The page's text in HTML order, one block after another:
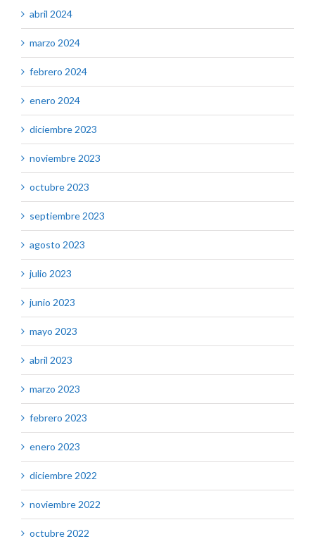
abril 2024
marzo 2024
febrero 2024
enero 2024
diciembre 2023
noviembre 2023
octubre 2023
septiembre 2023
agosto 2023
julio 2023
junio 2023
mayo 2023
abril 2023
marzo 2023
febrero 2023
enero 2023
diciembre 2022
noviembre 2022
octubre 2022